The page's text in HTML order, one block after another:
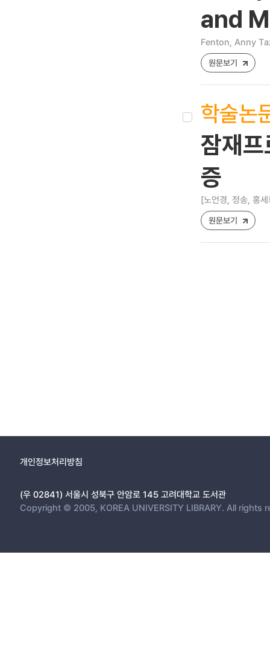
and
Fenton, Anny
원문보기
학술논
잠재프
증
[노언경, 정송, 홍
원문보기
개인정보처리방침
(우 02841) 서울시 성북구 안암로 145 고려대학교 도서관
Copyright © 2005, KOREA UNIVERSITY LIBRARY. All rights